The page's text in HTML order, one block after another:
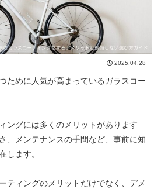
2025.04.28
ために人気が高まっているガラスコー
ングには多くのメリットがあります
、メンテナンスの手間など、事前に知
します。
ティングのメリットだけでなく、デメ